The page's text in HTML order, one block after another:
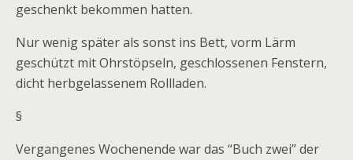
geschenkt bekommen hatten.
Nur wenig später als sonst ins Bett, vorm Lärm
geschützt mit Ohrstöpseln, geschlossenen Fenstern,
dicht herbgelassenem Rollladen.
§
Vergangenes Wochenende war das “Buch zwei” der